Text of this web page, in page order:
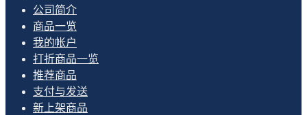
公司简介
商品一览
我的帐户
打折商品一览
推荐商品
支付与发送
新上架商品